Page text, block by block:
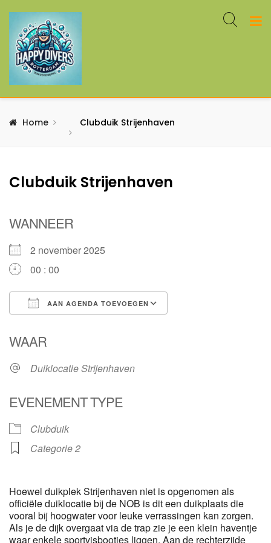
Home Clubduik Strijenhaven
Clubduik Strijenhaven
WANNEER
2 november 2025
00 : 00
AAN AGENDA TOEVOEGEN
WAAR
Duiklocatie Strijenhaven
EVENEMENT TYPE
Clubduik
Categorie 2
Hoewel duikplek Strijenhaven niet is opgenomen als
officiële duiklocatie bij de NOB is dit een duikplaats die
vooral bij hoogwater voor leuke verrassingen kan zorgen.
Als je de dijk overgaat via de trap zie je een klein haventje
waar enkele sportvisbootjes liggen. Aan de rechterzijde